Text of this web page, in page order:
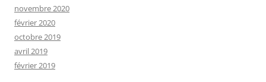
novembre 2020
février 2020
octobre 2019
avril 2019
février 2019